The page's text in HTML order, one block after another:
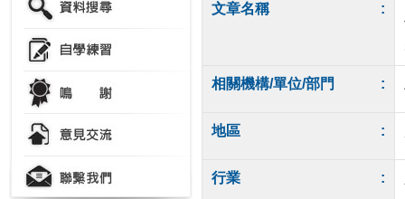
文章名稱 :
相關機構/單位/部門 :
地區 :
行業 :